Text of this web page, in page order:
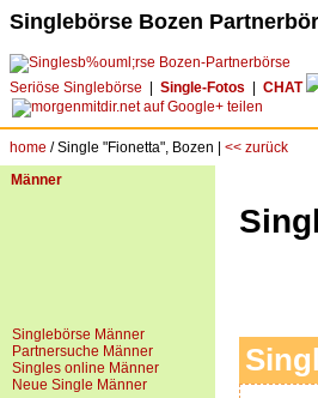
Singlebörse Bozen
Seriöse Singlebörse Single-Fotos CHAT
home / Single "Fionetta", Bozen | << zurück
Männer
Singlebörse Männer
Partnersuche Männer
Singles online Männer
Neue Single Männer